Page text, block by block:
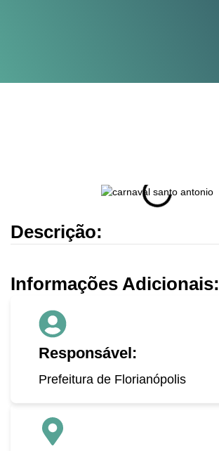
Descrição:
Informações Adicionais:
Responsável:
Prefeitura de Florianópolis